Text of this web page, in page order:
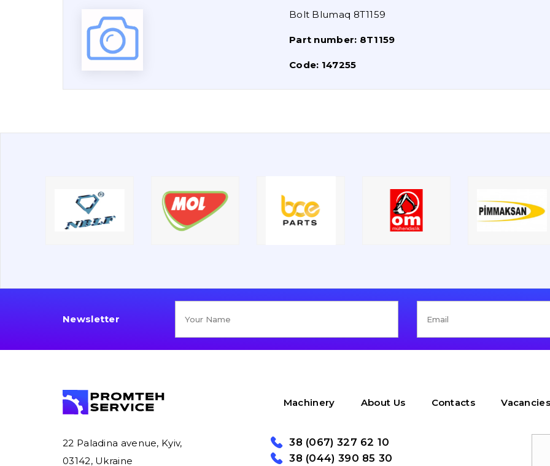
Bolt Blumaq 8T1159
Part number: 8T1159
Code: 147255
Newsletter
Machinery About Us Contacts Vacancies
22 Paladina avenue, Kyiv,
03142, Ukraine
38 (067) 327 62 10
38 (044) 390 85 30